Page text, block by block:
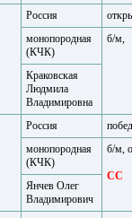
Россия
монопородная
(КЧК)
б/м,
Краковская
Людмила
Владимировна
Россия
монопородная
(КЧК)
б/м,
CC
Янчев Олег
Владимирович